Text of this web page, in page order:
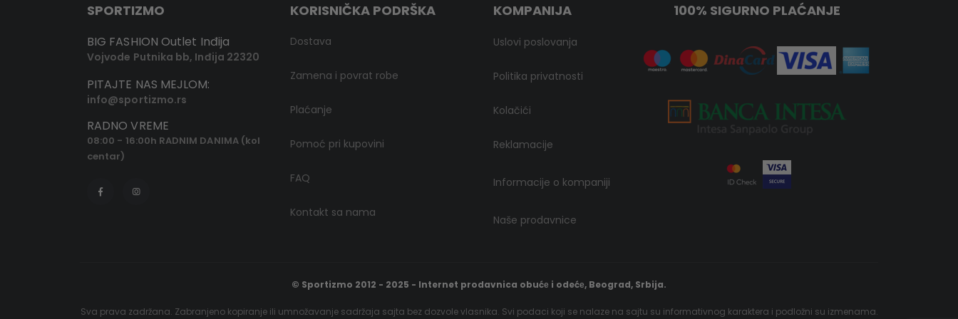
SPORTIZMO
BIG FASHION Outlet Inđija
Vojvode Putnika bb, Inđija 22320
PITAJTE NAS MEJLOM:
info@sportizmo.rs
RADNO VREME
08:00 - 16:00h RADNIM DANIMA (kol
centar)
KORISNIČKA PODRŠKA
Dostava
Zamena i povrat robe
Plaćanje
Pomoć pri kupovini
FAQ
Kontakt sa nama
KOMPANIJA
Uslovi poslovanja
Politika privatnosti
Kolačići
Reklamacije
Informacije o kompaniji
Naše prodavnice
100% SIGURNO PLAĆANJE
© Sportizmo 2012 - 2025 - Internet prodavnica obućе i odećе, Beograd, Srbija.
Sva prava zadržana. Zabranjeno kopiranje ili umnožavanje sadržaja sajta bez dozvole vlasnika. Svi podaci koji se nalaze na sajtu su informativnog karaktera i podložni su izmenama.